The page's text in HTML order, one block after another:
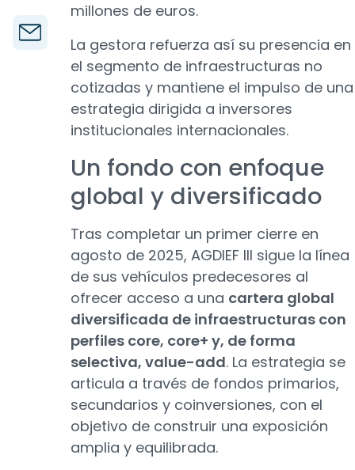
millones de euros.
La gestora refuerza así su presencia en
el segmento de infraestructuras no
cotizadas y mantiene el impulso de una
estrategia dirigida a inversores
institucionales internacionales.
Un fondo con enfoque
global y diversificado
Tras completar un primer cierre en
agosto de 2025, AGDIEF III sigue la línea
de sus vehículos predecesores al
ofrecer acceso a una cartera global
diversificada de infraestructuras con
perfiles core, core+ y, de forma
selectiva, value-add. La estrategia se
articula a través de fondos primarios,
secundarios y coinversiones, con el
objetivo de construir una exposición
amplia y equilibrada.